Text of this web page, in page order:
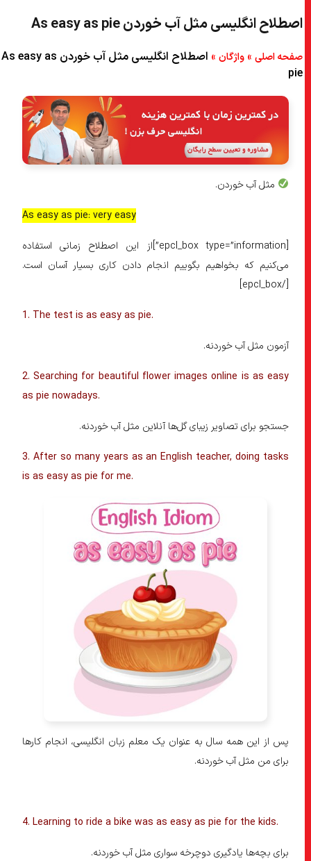
اصطلاح انگلیسی مثل آب خوردن As easy as pie
صفحه اصلی»واژگان»
اصطلاح انگلیسی مثل آب خوردن As easy as
pie
مثل آب خوردن.
As easy as pie: very easy
[epcl_box type=”information”]از این اصطلاح زمانی استفاده
می‌کنیم که بخواهیم بگوییم انجام دادن کاری بسیار آسان است.
1. The test is as easy as pie.
آزمون مثل آب خوردنه.
2. Searching for beautiful flower images online is as easy
as pie nowadays.
جستجو برای تصاویر زیبای گل‌ها آنلاین مثل آب خوردنه.
3. After so many years as an English teacher, doing tasks
is as easy as pie for me.
پس از این همه سال به عنوان یک معلم زبان انگلیسی، انجام کارها
برای من مثل آب خوردنه.
4. Learning to ride a bike was as easy as pie for the kids.
برای بچه‌ها یادگیری دوچرخه سواری مثل آب خوردنه.